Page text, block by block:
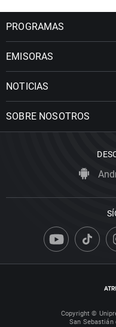
PROGRAMAS
EMISORAS
NOTICIAS
SOBRE NOSOTROS
Copyright ©
San Sebastián